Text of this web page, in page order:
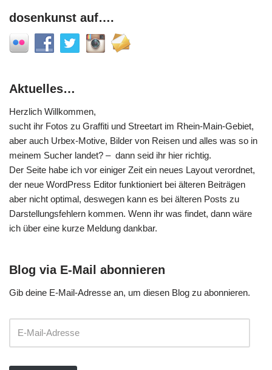
dosenkunst auf….
Aktuelles…
Herzlich Willkommen,
sucht ihr Fotos zu Graffiti und Streetart im Rhein-Main-Gebiet,
aber auch Urbex-Motive, Bilder von Reisen und alles was so in
meinem Sucher landet? – dann seid ihr hier richtig.
Der Seite habe ich vor einiger Zeit ein neues Layout verordnet,
der neue WordPress Editor funktioniert bei älteren Beiträgen
aber nicht optimal, deswegen kann es bei älteren Posts zu
Darstellungsfehlern kommen. Wenn ihr was findet, dann wäre
ich über eine kurze Meldung dankbar.
Blog via E-Mail abonnieren
Gib deine E-Mail-Adresse an, um diesen Blog zu abonnieren.